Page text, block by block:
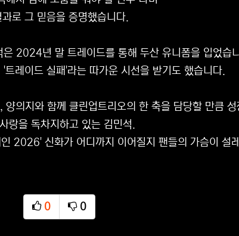
로 그 믿음을 증명했습니다.
2024년 말 트레이드를 통해 두산 유니폼을 입었습
레이드 실패'라는 따가운 시선을 받기도 했습니다.
의지와 함께 클린업트리오의 한 축을 담당할 만큼 성
랑을 독차지하고 있는 김민석.
2026' 신화가 어디까지 이어질지 팬들의 가슴이 설
0
추천
0
비추천